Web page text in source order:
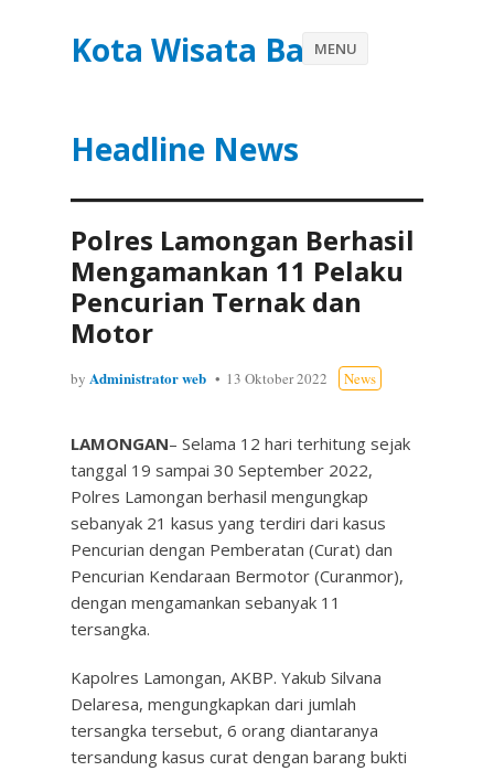
Kota Wisata Batu
Headline News
MENU
Polres Lamongan Berhasil
Mengamankan 11 Pelaku
Pencurian Ternak dan
Motor
by Administrator web 13 Oktober 2022 News
LAMONGAN– Selama 12 hari terhitung sejak
tanggal 19 sampai 30 September 2022,
Polres Lamongan berhasil mengungkap
sebanyak 21 kasus yang terdiri dari kasus
Pencurian dengan Pemberatan (Curat) dan
Pencurian Kendaraan Bermotor (Curanmor),
dengan mengamankan sebanyak 11
tersangka.
Kapolres Lamongan, AKBP. Yakub Silvana
Delaresa, mengungkapkan dari jumlah
tersangka tersebut, 6 orang diantaranya
tersandung kasus curat dengan barang bukti